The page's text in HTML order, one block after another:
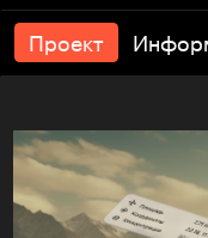
Проект